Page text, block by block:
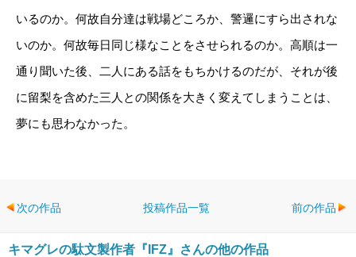
いるのか。何故自分達は戦場どころか、警邏にすら出されな
いのか。何故毎日同じ様なことをさせられるのか。高順は一
通り聞いた後、二人にある話をもちかけるのだが、それが後
に留梨を含めた三人との関係を大きく変えてしまうことは、
夢にも思わなかった。
次の作品 投稿作品一覧 前の作品
キマグレの駄文製作者『IFZ』さんの他の作品